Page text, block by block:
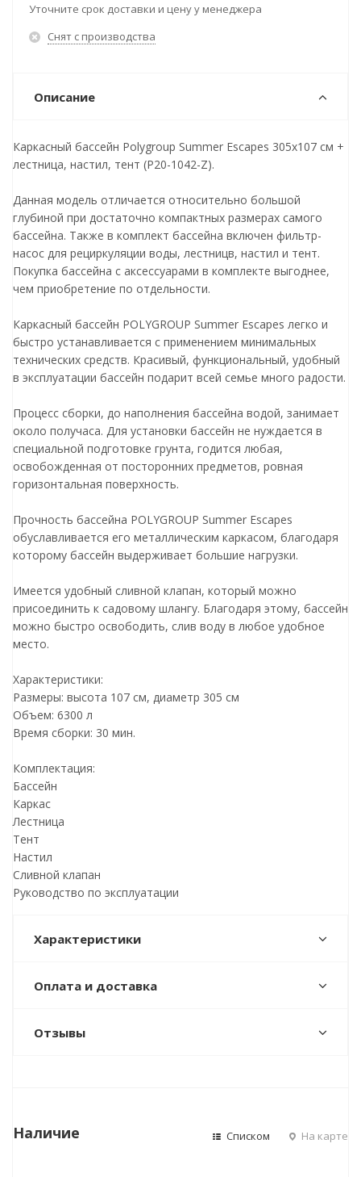
Уточните срок доставки и цену у менеджера
Снят с производства
Описание
Каркасный бассейн Polygroup Summer Escapes 305х107 см +
лестница, настил, тент (P20-1042-Z).
Данная модель отличается относительно большой
глубиной при достаточно компактных размерах самого
бассейна. Также в комплект бассейна включен фильтр-
насос для рециркуляции воды, лестницв, настил и тент.
Покупка бассейна с аксессуарами в комплекте выгоднее,
чем приобретение по отдельности.
Каркасный бассейн POLYGROUP Summer Escapes легко и
быстро устанавливается c применением минимальных
технических средств. Красивый, функциональный, удобный
в эксплуатации бассейн подарит всей семье много радости.
Процесс сборки, до наполнения бассейна водой, занимает
около получаса. Для установки бассейн не нуждается в
специальной подготовке грунта, годится любая,
освобожденная от посторонних предметов, ровная
горизонтальная поверхность.
Прочность бассейна POLYGROUP Summer Escapes
обуславливается его металлическим каркасом, благодаря
которому бассейн выдерживает большие нагрузки.
Имеется удобный сливной клапан, который можно
присоединить к садовому шлангу. Благодаря этому, бассейн
можно быстро освободить, слив воду в любое удобное
место.
Характеристики:
Размеры: высота 107 см, диаметр 305 см
Объем: 6300 л
Время сборки: 30 мин.
Комплектация:
Бассейн
Каркас
Лестница
Тент
Настил
Сливной клапан
Руководство по эксплуатации
Характеристики
Оплата и доставка
Отзывы
Наличие Списком На карте